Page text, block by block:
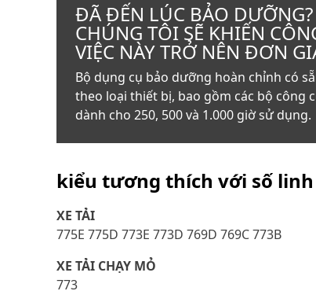
ĐÃ ĐẾN LÚC BẢO DƯỠNG?
CHÚNG TÔI SẼ KHIẾN
VIỆC NÀY TRỞ NÊN ĐƠN
Bộ dụng cụ bảo dưỡng hoàn chỉnh có
theo loại thiết bị, bao gồm các bộ công
dành cho 250, 500 và 1.000 giờ sử dụng.
kiểu tương thích với số
XE TẢI
775E 775D 773E 773D 769D 769C 773B
XE TẢI CHẠY MỎ
773